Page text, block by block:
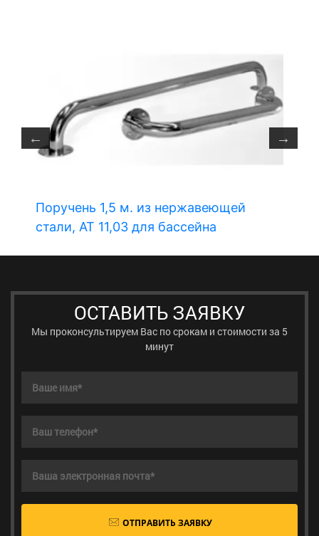
Поручень 1,5 м. из нержавеющей
стали, АТ 11,03 для бассейна
ОСТАВИТЬ ЗАЯВКУ
Мы проконсультируем Вас по срокам и стоимости за 5
минут
ОТПРАВИТЬ ЗАЯВКУ